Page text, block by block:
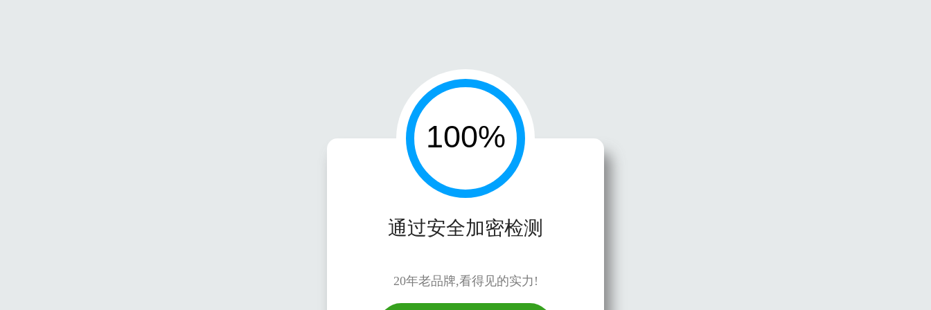
通过安全加密检测
20年老品牌,看得见的实力!